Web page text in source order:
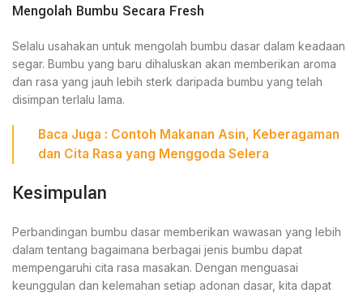
Mengolah Bumbu Secara Fresh
Selalu usahakan untuk mengolah bumbu dasar dalam keadaan
segar. Bumbu yang baru dihaluskan akan memberikan aroma
dan rasa yang jauh lebih sterk daripada bumbu yang telah
disimpan terlalu lama.
Baca Juga : Contoh Makanan Asin, Keberagaman
dan Cita Rasa yang Menggoda Selera
Kesimpulan
Perbandingan bumbu dasar memberikan wawasan yang lebih
dalam tentang bagaimana berbagai jenis bumbu dapat
mempengaruhi cita rasa masakan. Dengan menguasai
keunggulan dan kelemahan setiap adonan dasar, kita dapat